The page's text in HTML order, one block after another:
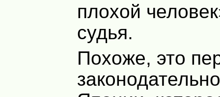
плохой
судья.
Похоже, это